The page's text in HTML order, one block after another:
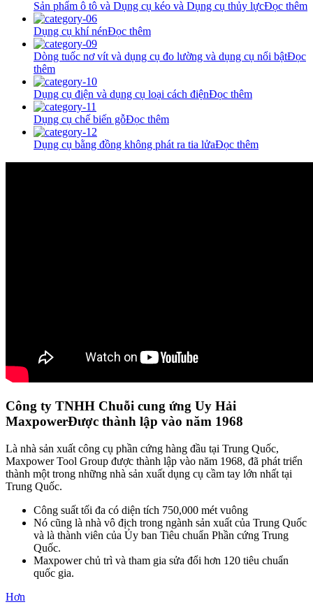
Sản phẩm ô tô và Dụng cụ kéo và Dụng cụ thủy lựcĐọc thêm
Dụng cụ khí nénĐọc thêm
Dòng tuốc nơ vít và dụng cụ đo lường và dụng cụ nổi bậtĐọc
thêm
Dụng cụ điện và dụng cụ loại cách điệnĐọc thêm
Dụng cụ chế biến gỗĐọc thêm
Dụng cụ bằng đồng không phát ra tia lửaĐọc thêm
Công ty TNHH Chuỗi cung ứng Uy Hải
MaxpowerĐược thành lập vào năm 1968
Là nhà sản xuất công cụ phần cứng hàng đầu tại Trung Quốc,
Maxpower Tool Group được thành lập vào năm 1968, đã phát triển
thành một trong những nhà sản xuất dụng cụ cầm tay lớn nhất tại
Trung Quốc.
Công suất tối đa có diện tích 750,000 mét vuông
Nó cũng là nhà vô địch trong ngành sản xuất của Trung Quốc
và là thành viên của Ủy ban Tiêu chuẩn Phần cứng Trung
Quốc.
Maxpower chủ trì và tham gia sửa đổi hơn 120 tiêu chuẩn
quốc gia.
Hơn